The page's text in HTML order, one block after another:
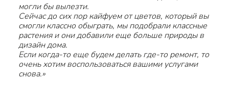
могли бы вылезти.
Сейчас до сих пор кайфуем от цветов, который вы
смогли классно обыграть, мы подобрали классные
растения и они добавили еще больше природы в
дизайн дома.
Если когда-то еще будем делать где-то ремонт, то
очень хотим воспользоваться вашими услугами
снова.»